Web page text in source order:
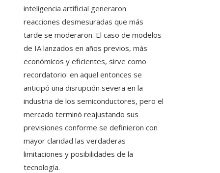
inteligencia artificial generaron
reacciones desmesuradas que más
tarde se moderaron. El caso de modelos
de IA lanzados en años previos, más
económicos y eficientes, sirve como
recordatorio: en aquel entonces se
anticipó una disrupción severa en la
industria de los semiconductores, pero el
mercado terminó reajustando sus
previsiones conforme se definieron con
mayor claridad las verdaderas
limitaciones y posibilidades de la
tecnología.